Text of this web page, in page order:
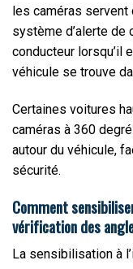
les caméras servent
système d’alerte de
conducteur lorsqu’il
véhicule se trouve
Certaines voitures
caméras à 360
autour du véhicule,
sécurité.
Comment
vérification des
La sensibilisation à